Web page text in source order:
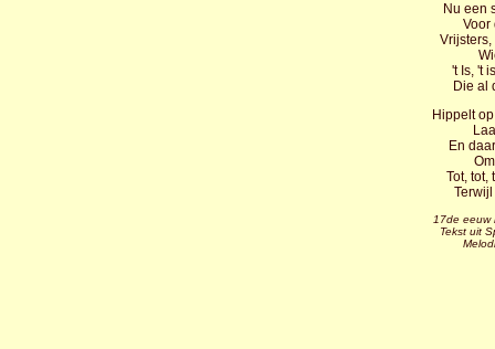
Nu een
Voor
Vrijsters,
't Is, 't
Die al
Hippelt
En
Tot, tot,
17de eeuw
Tekst uit